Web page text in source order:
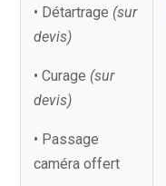
• Détartrage (sur
devis)
• Curage (sur
devis)
• Passage
caméra offert